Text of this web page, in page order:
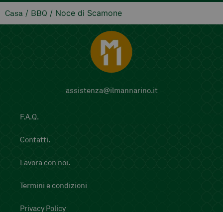
Casa / BBQ / Noce di Scamone
assistenza@ilmannarino.it
F.A.Q.
Contatti.
Lavora con noi.
Termini e condizioni
Privacy Policy